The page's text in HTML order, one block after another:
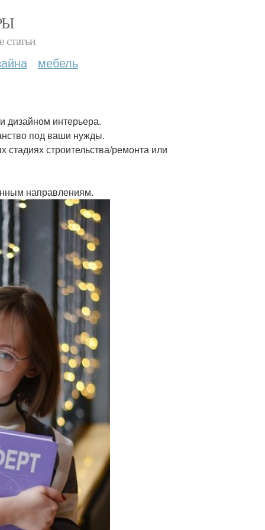
статьи
мебель
дизайном интерьера.
под ваши нужды.
строительства/ремонта или
направлениям.